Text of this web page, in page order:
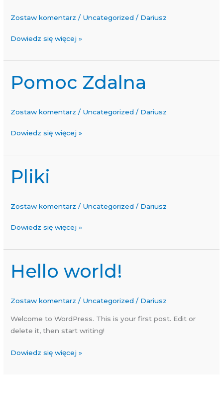
Zostaw komentarz / Uncategorized / Dariusz
Dowiedz się więcej »
Pomoc Zdalna
Zostaw komentarz / Uncategorized / Dariusz
Pomoc
Zdalna
Dowiedz się więcej »
Pliki
Zostaw komentarz / Uncategorized / Dariusz
Pliki
Dowiedz się więcej »
Hello world!
Zostaw komentarz / Uncategorized / Dariusz
Welcome to WordPress. This is your first post. Edit or
delete it, then start writing!
Hello
world!
Dowiedz się więcej »